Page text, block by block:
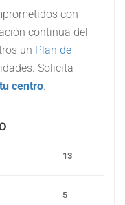
con
continua del
un Plan de
Solicita
centro.
13
5